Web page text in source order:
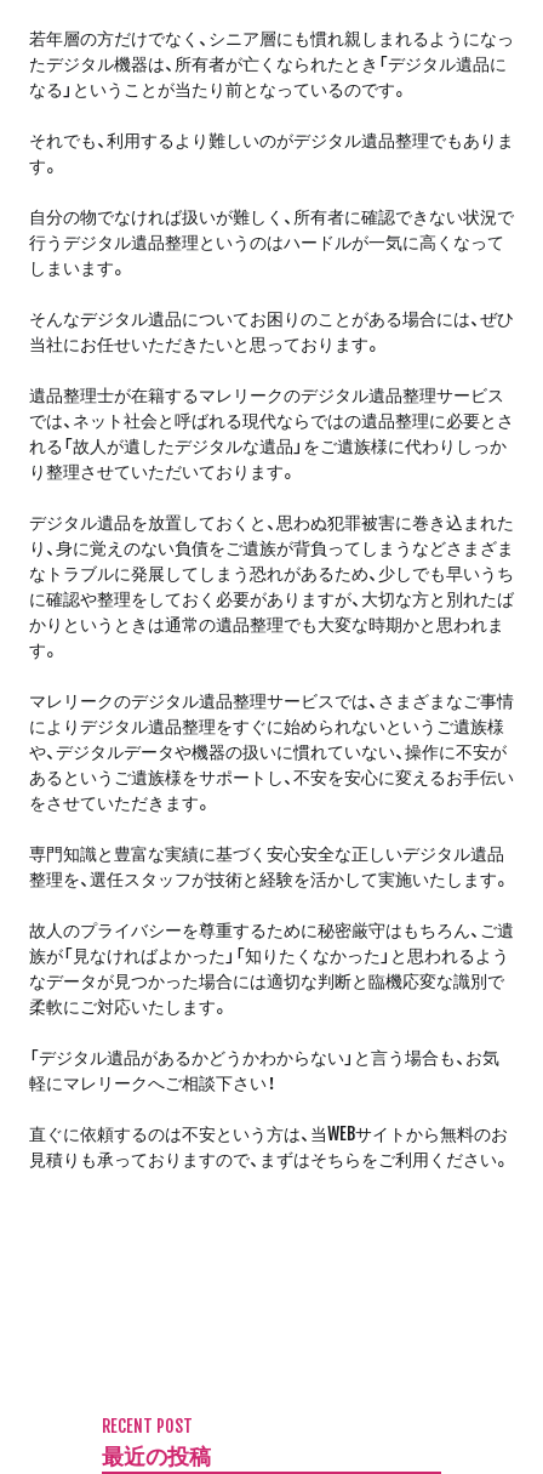
若年層の方だけでなく、シニア層にも慣れ親しまれるようになっ
たデジタル機器は、所有者が亡くなられたとき「デジタル遺品に
なる」ということが当たり前となっているのです。
それでも、利用するより難しいのがデジタル遺品整理でもありま
す。
自分の物でなければ扱いが難しく、所有者に確認できない状況で
行うデジタル遺品整理というのはハードルが一気に高くなって
しまいます。
そんなデジタル遺品についてお困りのことがある場合には、ぜひ
当社にお任せいただきたいと思っております。
遺品整理士が在籍するマレリークのデジタル遺品整理サービス
では、ネット社会と呼ばれる現代ならではの遺品整理に必要とさ
れる「故人が遺したデジタルな遺品」をご遺族様に代わりしっか
り整理させていただいております。
デジタル遺品を放置しておくと、思わぬ犯罪被害に巻き込まれた
り、身に覚えのない負債をご遺族が背負ってしまうなどさまざま
なトラブルに発展してしまう恐れがあるため、少しでも早いうち
に確認や整理をしておく必要がありますが、大切な方と別れたば
かりというときは通常の遺品整理でも大変な時期かと思われま
す。
マレリークのデジタル遺品整理サービスでは、さまざまなご事情
によりデジタル遺品整理をすぐに始められないというご遺族様
や、デジタルデータや機器の扱いに慣れていない、操作に不安が
あるというご遺族様をサポートし、不安を安心に変えるお手伝い
をさせていただきます。
専門知識と豊富な実績に基づく安心安全な正しいデジタル遺品
整理を、選任スタッフが技術と経験を活かして実施いたします。
故人のプライバシーを尊重するために秘密厳守はもちろん、ご遺
族が「見なければよかった」「知りたくなかった」と思われるよう
なデータが見つかった場合には適切な判断と臨機応変な識別で
柔軟にご対応いたします。
「デジタル遺品があるかどうかわからない」と言う場合も、お気
軽にマレリークへご相談下さい！
直ぐに依頼するのは不安という方は、当WEBサイトから無料のお
見積りも承っておりますので、まずはそちらをご利用ください。
RECENT POST
最近の投稿